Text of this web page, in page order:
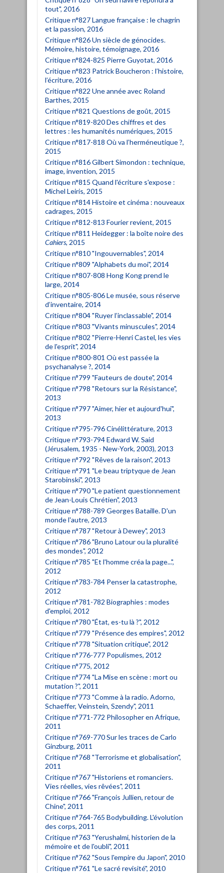
tout", 2016
Critique n°827 Langue française : le chagrin
et la passion, 2016
Critique n°826 Un siècle de génocides.
Mémoire, histoire, témoignage, 2016
Critique n°824-825 Pierre Guyotat, 2016
Critique n°823 Patrick Boucheron : l’histoire,
l’écriture, 2016
Critique n°822 Une année avec Roland
Barthes, 2015
Critique n°821 Questions de goût, 2015
Critique n°819-820 Des chiffres et des
lettres : les humanités numériques, 2015
Critique n°817-818 Où va l’herméneutique ?,
2015
Critique n°816 Gilbert Simondon : technique,
image, invention, 2015
Critique n°815 Quand l'écriture s'expose :
Michel Leiris, 2015
Critique n°814 Histoire et cinéma : nouveaux
cadrages, 2015
Critique n°812-813 Fourier revient, 2015
Critique n°811 Heidegger : la boîte noire des
Cahiers, 2015
Critique n°810 "Ingouvernables", 2014
Critique n°809 "Alphabets du moi", 2014
Critique n°807-808 Hong Kong prend le
large, 2014
Critique n°805-806 Le musée, sous réserve
d’inventaire, 2014
Critique n°804 "Ruyer l’inclassable", 2014
Critique n°803 "Vivants minuscules", 2014
Critique n°802 "Pierre-Henri Castel, les vies
de l'esprit", 2014
Critique n°800-801 Où est passée la
psychanalyse ?, 2014
Critique n°799 "Fauteurs de doute", 2014
Critique n°798 "Retours sur la Résistance",
2013
Critique n°797 "Aimer, hier et aujourd'hui",
2013
Critique n°795-796 Cinélittérature, 2013
Critique n°793-794 Edward W. Said
(Jérusalem, 1935 - New-York, 2003), 2013
Critique n°792 "Rêves de la raison", 2013
Critique n°791 "Le beau triptyque de Jean
Starobinski", 2013
Critique n°790 "Le patient questionnement
de Jean-Louis Chrétien", 2013
Critique n°788-789 Georges Bataille. D'un
monde l'autre, 2013
Critique n°787 "Retour à Dewey", 2013
Critique n°786 "Bruno Latour ou la pluralité
des mondes", 2012
Critique n°785 "Et l'homme créa la page...",
2012
Critique n°783-784 Penser la catastrophe,
2012
Critique n°781-782 Biographies : modes
d'emploi, 2012
Critique n°780 "État, es-tu là ?", 2012
Critique n°779 "Présence des empires", 2012
Critique n°778 "Situation critique", 2012
Critique n°776-777 Populismes, 2012
Critique n°775, 2012
Critique n°774 "La Mise en scène : mort ou
mutation ?", 2011
Critique n°773 "Comme à la radio. Adorno,
Schaeffer, Veinstein, Szendy", 2011
Critique n°771-772 Philosopher en Afrique,
2011
Critique n°769-770 Sur les traces de Carlo
Ginzburg, 2011
Critique n°768 "Terrorisme et globalisation",
2011
Critique n°767 "Historiens et romanciers.
Vies réelles, vies rêvées", 2011
Critique n°766 "François Jullien, retour de
Chine", 2011
Critique n°764-765 Bodybuilding. L'évolution
des corps, 2011
Critique n°763 "Yerushalmi, historien de la
mémoire et de l'oubli", 2011
Critique n°762 "Sous l'empire du Japon", 2010
Critique n°761 "Le sacré revisité", 2010